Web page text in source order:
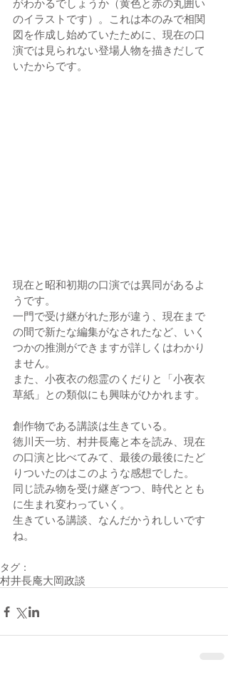
がわかるでしょうか（黄色と赤の丸囲い
のイラストです）。これは本のみで相関
図を作成し始めていたために、現在の口
演では見られない登場人物を描きだして
いたからです。
現在と昭和初期の口演では異同があるよ
うです。
一門で受け継がれた形が違う、現在まで
の間で新たな編集がなされたなど、いく
つかの推測ができますが詳しくはわかり
ません。
また、小夜衣の怨霊のくだりと「小夜衣
草紙」との類似にも興味がひかれます。
創作物である講談は生きている。
徳川天一坊、村井長庵と本を読み、現在
の口演と比べてみて、最後の最後にたど
りついたのはこのような感想でした。
同じ読み物を受け継ぎつつ、時代ととも
に生まれ変わっていく。
生きている講談、なんだかうれしいです
ね。
タグ：
村井長庵大岡政談